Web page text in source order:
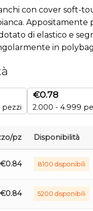
con cover soft-
di elastico e
in
pezzi
€0.78
2.000 - 4.999
pz Disponibilità
€0.84 8100 disponibili
€0.84 5200 disponibili